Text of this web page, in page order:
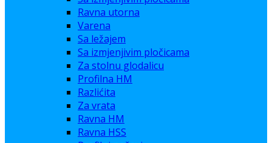
Ravna utorna
Varena
Sa ležajem
Sa izmjenjivim pločicama
Za stolnu glodalicu
Profilna HM
Razlićita
Za vrata
Ravna HM
Ravna HSS